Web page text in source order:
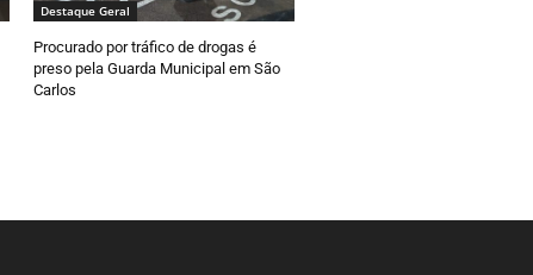
Destaque Geral
Procurado por tráfico de drogas é
preso pela Guarda Municipal em São
Carlos